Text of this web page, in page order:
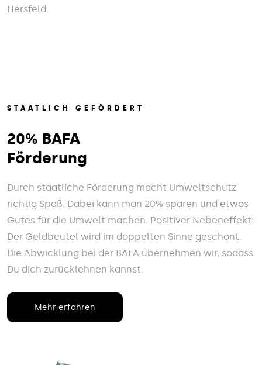
Hersfeld.
STAATLICH GEFÖRDERT
20% BAFA
Förderung
Durch staatliche Förderung macht Umweltschutz
richtig Spaß. Dabei kann man 20% sparen und etwas
Gutes für die Umwelt machen. Positiver Nebeneffekt:
Der Geldbeutel wird im doppelten Sinne geschont.
Die Abwicklung bei der BAFA übernehmen wir, sodass
Du dich zurücklehnen kannst.
Mehr erfahren